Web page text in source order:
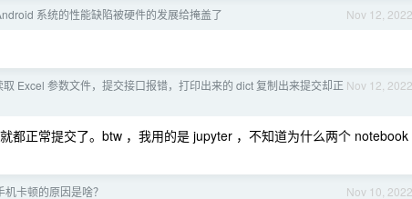
Nov 12, 2022
系统的性能缺陷被硬件的发展给掩盖了
Nov 12, 2022
Excel 参数文件，提交接口报错，打印出来的 dict 复制出来提交却正
都正常提交了。btw ，我用的是 jupyter ，不知道为什么两个 notebook
Nov 10, 2022
机卡顿的原因是啥？